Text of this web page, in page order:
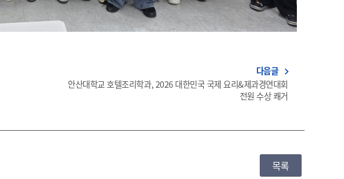
다음글 navigate_next
안산대학교 호텔조리학과, 2026 대한민국 국제 요리&제과경연대회
전원 수상 쾌거
목록